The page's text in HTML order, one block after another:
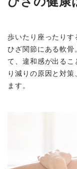
成分・原材料で
定期販売コース
歩いたり座ったりす
ひざ関節にある軟骨
て、違和感が出る
り減りの原因と対
ます。